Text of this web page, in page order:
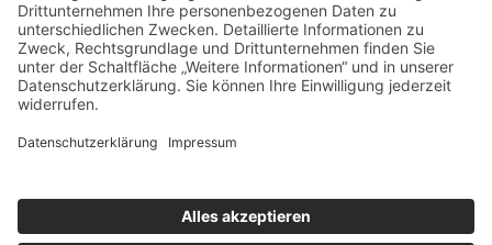
©2025 Katholische Privat-Universität Linz | Alle Rechte